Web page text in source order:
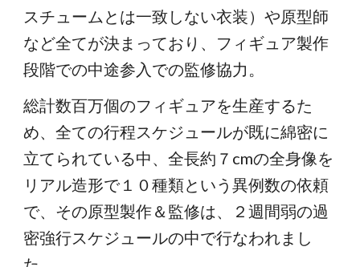
スチュームとは一致しない衣装）や原型師
など全てが決まっており、フィギュア製作
段階での中途参入での監修協力。
総計数百万個のフィギュアを生産するた
め、全ての行程スケジュールが既に綿密に
立てられている中、全長約７cmの全身像を
リアル造形で１０種類という異例数の依頼
で、その原型製作＆監修は、２週間弱の過
密強行スケジュールの中で行なわれまし